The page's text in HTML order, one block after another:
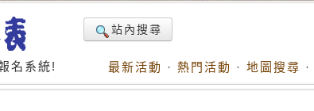
名系統!
站內搜尋
最新活動 · 熱門活動 · 地圖搜尋 ·